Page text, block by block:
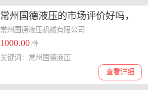
常州国德液压的市场评价好吗，
液压产品品牌选择攻略
常州国德液压机械有限公司
1000.00 /件
查看详细
关键词：常州国德液压